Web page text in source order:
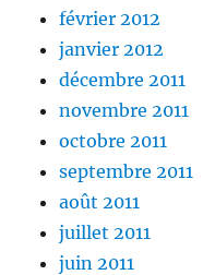
février 2012
janvier 2012
décembre 2011
novembre 2011
octobre 2011
septembre 2011
août 2011
juillet 2011
juin 2011